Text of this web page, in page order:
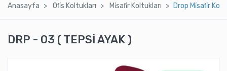
Anasayfa Ofi̇s Koltukları Mi̇safi̇r Koltukları Drop Mi̇safi̇r
DRP - 03 ( TEPSİ AYAK )